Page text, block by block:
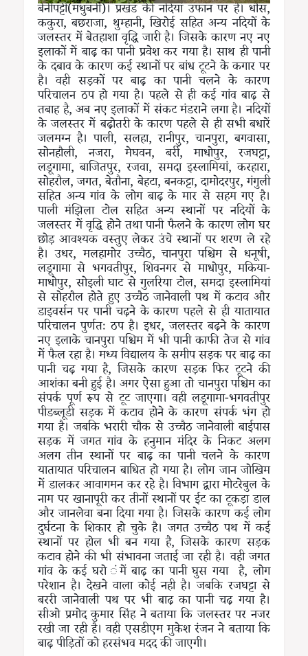
बेनीपट्टी(मधुबनी)। प्रखंड की नदियां उफान पर है। धौंस,
ककुरा, बछराजा, थुम्हानी, खिरोई सहित अन्य नदियों के
जलस्तर में बेतहाशा वृद्धि जारी है। जिसके कारण नए नए
इलाकों में बाढ़ का पानी प्रवेश कर गया है। साथ ही पानी
के दबाव के कारण कई स्थानों पर बांध टूटने के कगार पर
है। वही सड़कों पर बाढ़ का पानी चलने के कारण
परिचालन ठप हो गया है। पहले से ही कई गांव बाढ़ से
तबाह है, अब नए इलाकों में संकट मंडराने लगा है। नदियों
के जलस्तर में बढ़ोतरी के कारण पहले से ही सभी बधारें
जलमग्न है। पाली, सलहा, रानीपुर, चानपुरा, बगवासा,
सोनहौली, नजरा, मेघवन, बर्री, माधोपुर, रजघट्टा,
लडूगामा, बाजितपुर, रजवा, समदा इस्लामियां, करहारा,
सोहरौल, जगत, बेतौना, बेहटा, बनकट्टा, दामोदरपुर, गंगुली
सहित अन्य गांव के लोग बाढ़ के मार से सहम गए है।
पाली मंझिला टोल सहित अन्य स्थानों पर नदियों के
जलस्तर में वृद्धि होने तथा पानी फैलने के कारण लोग घर
छोड़ आवश्यक वस्तुए लेकर उंचे स्थानों पर शरण ले रहे
है। उधर, मलहामोर उच्चैठ, चानपुरा पश्चिम से धनूषी,
लडूगामा से भगवतीपुर, शिवनगर से माधोपुर, मकिया-
माधोपुर, सोइली घाट से गुलरिया टोल, समदा इस्लामियां
से सोहरौल होते हुए उच्चैठ जानेवाली पथ में कटाव और
डाइवर्सन पर पानी चढ़ने के कारण पहले से ही यातायात
परिचालन पुर्णतः ठप है। इधर, जलस्तर बढ़ने के कारण
नए इलाके चानपुरा पश्चिम में भी पानी काफी तेज से गांव
में फैल रहा है। मध्य विद्यालय के समीप सड़क पर बाढ़ का
पानी चढ़ गया है, जिसके कारण सड़क फिर टूटने की
आशंका बनी हुई है। अगर ऐसा हुआ तो चानपुरा पश्चिम का
संपर्क पूर्ण रूप से टूट जाएगा। वही लडूगामा-भगवतीपुर
पीडब्लूडी सड़क में कटाव होने के कारण संपर्क भंग हो
गया है। जबकि भरारी चौक से उच्चैठ जानेवाली बाईपास
सड़क में जगत गांव के हनुमान मंदिर के निकट अलग
अलग तीन स्थानों पर बाढ़ का पानी चलने के कारण
यातायात परिचालन बाधित हो गया है। लोग जान जोखिम
में डालकर आवागमन कर रहे है। विभाग द्वारा मोटरेबुल के
नाम पर खानापूरी कर तीनों स्थानों पर ईट का टूकड़ा डाल
और जानलेवा बना दिया गया है। जिसके कारण कई लोग
दुर्घटना के शिकार हो चुके है। जगत उच्चैठ पथ में कई
स्थानों पर होल भी बन गया है, जिसके कारण सड़क
कटाव होने की भी संभावना जताई जा रही है। वही जगत
गांव के कई घरो ंमें बाढ़ का पानी घुस गया है, लोग
परेशान है। देखने वाला कोई नही है। जबकि रजघट्टा से
बररी जानेवाली पथ पर भी बाढ़ का पानी चढ़ गया है।
सीओ प्रमोद कुमार सिंह ने बताया कि जलस्तर पर नजर
रखी जा रही है। वही एसडीएम मुकेश रंजन ने बताया कि
बाढ़ पीड़ितों को हरसंभव मदद की जाएगी।